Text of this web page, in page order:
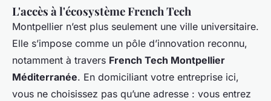
L'accès à l'écosystème French Tech
Montpellier n’est plus seulement une ville universitaire.
Elle s’impose comme un pôle d’innovation reconnu,
notamment à travers French Tech Montpellier
Méditerranée. En domiciliant votre entreprise ici,
vous ne choisissez pas qu’une adresse : vous entrez